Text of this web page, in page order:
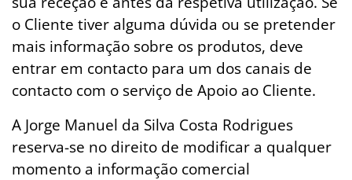
o Cliente tiver alguma dúvida ou se pretender
mais informação sobre os produtos, deve
entrar em contacto para um dos canais de
contacto com o serviço de Apoio ao Cliente.
A Jorge Manuel da Silva Costa Rodrigues
reserva-se no direito de modificar a qualquer
momento a informação comercial